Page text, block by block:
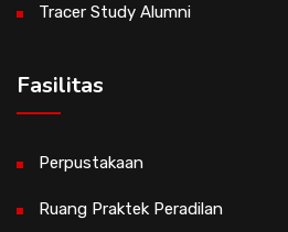
Tracer Study Alumni
Fasilitas
Perpustakaan
Ruang Praktek Peradilan